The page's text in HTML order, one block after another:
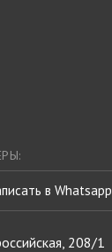
в Whatsapp
208/1